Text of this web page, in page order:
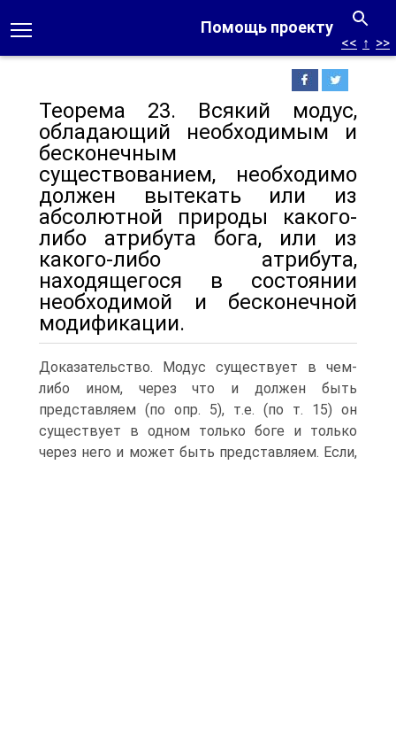
Помощь проекту
<< ↑ >>
Теорема 23. Всякий модус,
обладающий необходимым и
бесконечным
существованием, необходимо
должен вытекать или из
абсолютной природы какого-
либо атрибута бога, или из
какого-либо атрибута,
находящегося в состоянии
необходимой и бесконечной
модификации.
Доказательство. Модус существует в чем-
либо ином, через что и должен быть
представляем (по опр. 5), т.е. (по т. 15) он
существует в одном только боге и только
через него и может быть представляем. Если,